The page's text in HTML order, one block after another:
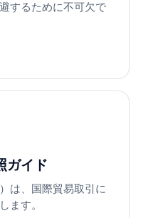
するために不可欠で
ガイド
は、国際貿易取引に
ます。